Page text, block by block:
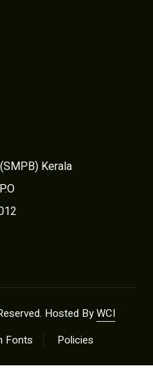
Kerala
Hosted ByWCI
Fonts Policies